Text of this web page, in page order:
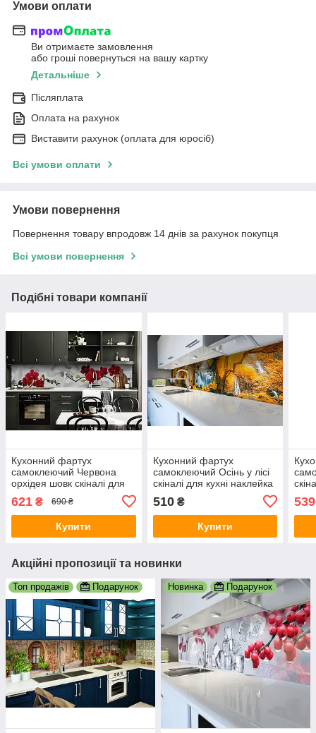
Умови оплати
Ви отримаєте замовлення
або гроші повернуться на вашу картку
Детальніше
Післяплата
Оплата на рахунок
Виставити рахунок (оплата для юросіб)
Всі умови оплати
Умови повернення
Повернення товару впродовж 14 днів за рахунок покупця
Всі умови повернення
Подібні товари компанії
Кухонний фартух
самоклеючий Червона
орхідея шовк скіналі для
кухні наклейка ПВХ квіти
сірий 650х2500 мм
621 ₴ 690 ₴
Купити
Кухонний фартух
самоклеючий Осінь у лісі
скіналі для кухні наклейка
ПВХ жовте листя водоспад
600х2000 мм
510₴
Купити
Акційні пропозиції та новинки
Топ продажів Подарунок Новинка Подарунок